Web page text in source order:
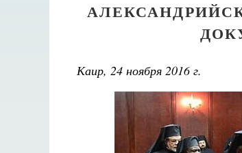
Каир, 24 ноября 2016 г.